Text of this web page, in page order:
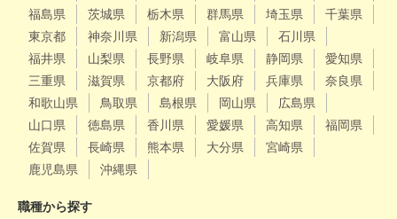
福島県
茨城県 栃木県 群馬県 埼玉県
千葉県
東京都
神奈川県 新潟県 富山県
石川県
福井県
山梨県 長野県 岐阜県 静岡県
愛知県
三重県
滋賀県 京都府 大阪府 兵庫県
奈良県
和歌山県
鳥取県 島根県 岡山県
広島県
山口県
徳島県 香川県 愛媛県 高知県
福岡県
佐賀県
長崎県 熊本県 大分県
宮崎県
鹿児島県
沖縄県
職種から探す